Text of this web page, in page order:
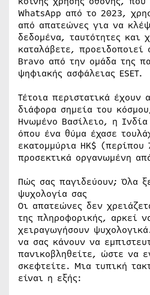
WhatsApp από το 2023,
από απατεώνες για να
δεδομένα, ταυτότητες και
καταλάβετε,
Bravo από την ομάδα της
ψηφιακής ασφάλειας ESET.
Τέτοια περιστατικά έχουν
διάφορα σημεία του
Ηνωμένο Βασίλειο, η
όπου ένα θύμα έχασε
εκατομμύρια HK$
προσεκτικά οργανωμένη
Πώς σας παγιδεύουν; Όλα
ψυχολογία σας
Οι απατεώνες δεν
της πληροφορικής, αρκεί
χειραγωγήσουν
να σας κάνουν να
πανικοβληθείτε, ώστε να
σκεφτείτε. Μια τυπική
είναι η εξής: